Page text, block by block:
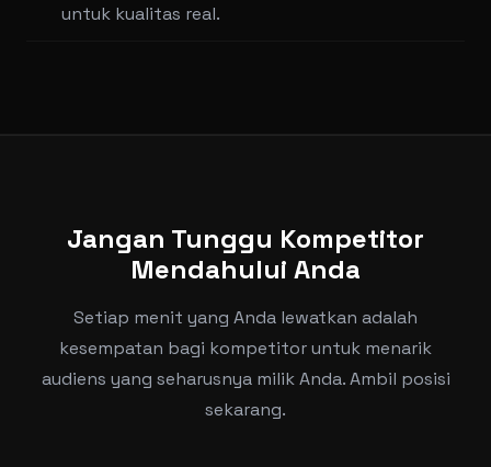
untuk kualitas real.
Jangan Tunggu Kompetitor
Mendahului Anda
Setiap menit yang Anda lewatkan adalah
kesempatan bagi kompetitor untuk menarik
audiens yang seharusnya milik Anda. Ambil posisi
sekarang.